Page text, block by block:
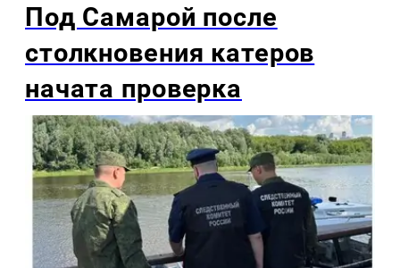
Под Самарой после
столкновения катеров
начата проверка